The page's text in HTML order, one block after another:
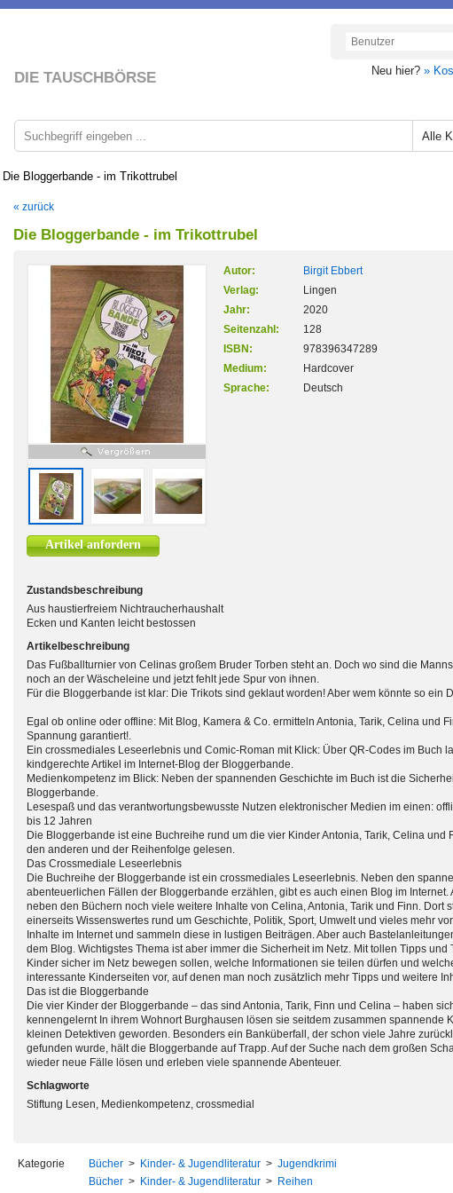
DIE TAUSCHBÖRSE Neu hier? »
Alle
Die Bloggerbande - im Trikottrubel
« zurück
Die Bloggerbande - im Trikottrubel
Artikel anfordern
Autor:
Birgit Ebbert
Verlag:
Lingen
Jahr:
2020
Seitenzahl:
128
ISBN:
978396347289
Medium:
Hardcover
Sprache:
Deutsch
Zustandsbeschreibung
Aus haustierfreiem Nichtraucherhaushalt
Ecken und Kanten leicht bestossen
Artikelbeschreibung
Das Fußballturnier von Celinas großem Bruder Torben steht an. Doch wo sind die
noch an der Wäscheleine und jetzt fehlt jede Spur von ihnen.
Für die Bloggerbande ist klar: Die Trikots sind geklaut worden! Aber wem könnte so ein
Egal ob online oder offline: Mit Blog, Kamera & Co. ermitteln Antonia, Tarik, Celina und
Spannung garantiert!.
Ein crossmediales Leseerlebnis und Comic-Roman mit Klick: Über QR-Codes im Buch
kindgerechte Artikel im Internet-Blog der Bloggerbande.
Medienkompetenz im Blick: Neben der spannenden Geschichte im Buch ist die
Bloggerbande.
Lesespaß und das verantwortungsbewusste Nutzen elektronischer Medien im einen:
bis 12 Jahren
Die Bloggerbande ist eine Buchreihe rund um die vier Kinder Antonia, Tarik, Celina und
den anderen und der Reihenfolge gelesen.
Das Crossmediale Leseerlebnis
Die Buchreihe der Bloggerbande ist ein crossmediales Leseerlebnis. Neben den
abenteuerlichen Fällen der Bloggerbande erzählen, gibt es auch einen Blog im
neben den Büchern noch viele weitere Inhalte von Celina, Antonia, Tarik und Finn. Dort
einerseits Wissenswertes rund um Geschichte, Politik, Sport, Umwelt und vieles mehr
Inhalte im Internet und sammeln diese in lustigen Beiträgen. Aber auch
dem Blog. Wichtigstes Thema ist aber immer die Sicherheit im Netz. Mit tollen Tipps
Kinder sicher im Netz bewegen sollen, welche Informationen sie teilen dürfen und
interessante Kinderseiten vor, auf denen man noch zusätzlich mehr Tipps und weitere
Das ist die Bloggerbande
Die vier Kinder der Bloggerbande – das sind Antonia, Tarik, Finn und Celina – haben
kennengelernt In ihrem Wohnort Burghausen lösen sie seitdem zusammen spannende
kleinen Detektiven geworden. Besonders ein Banküberfall, der schon viele Jahre
gefunden wurde, hält die Bloggerbande auf Trapp. Auf der Suche nach dem großen
wieder neue Fälle lösen und erleben viele spannende Abenteuer.
Schlagworte
Stiftung Lesen, Medienkompetenz, crossmedial
Kategorie Bücher > Kinder- & Jugendliteratur > Jugendkrimi
Bücher > Kinder- & Jugendliteratur > Reihen